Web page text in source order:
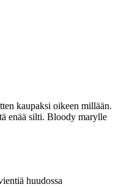
kaupaksi oikeen millään.
enää silti. Bloody marylle
huudossa